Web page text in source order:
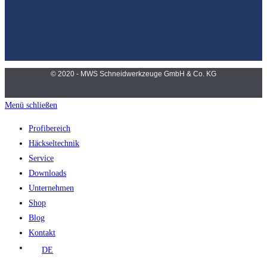
© 2020 - MWS Schneidwerkzeuge GmbH & Co. KG
Menü schließen
Profibereich
Häckseltechnik
Service
Downloads
Unternehmen
Shop
Blog
Kontakt
DE